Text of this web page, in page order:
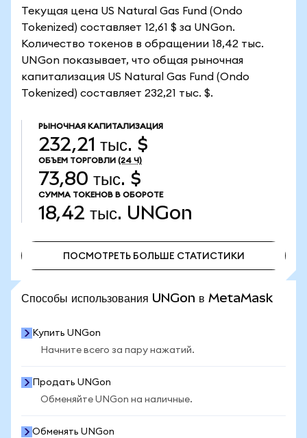
Текущая цена US Natural Gas Fund (Ondo
Tokenized) составляет 12,61 $ за UNGon.
Количество токенов в обращении 18,42 тыс.
UNGon показывает, что общая рыночная
капитализация US Natural Gas Fund (Ondo
Tokenized) составляет 232,21 тыс. $.
РЫНОЧНАЯ КАПИТАЛИЗАЦИЯ
232,21 тыс. $
ОБЪЕМ ТОРГОВЛИ (24 Ч)
73,80 тыс. $
СУММА ТОКЕНОВ В ОБОРОТЕ
18,42 тыс. UNGon
ПОСМОТРЕТЬ БОЛЬШЕ СТАТИСТИКИ
Способы использования UNGon в MetaMask
Купить UNGon
Начните всего за пару нажатий.
Продать UNGon
Обменяйте UNGon на наличные.
Обменять UNGon